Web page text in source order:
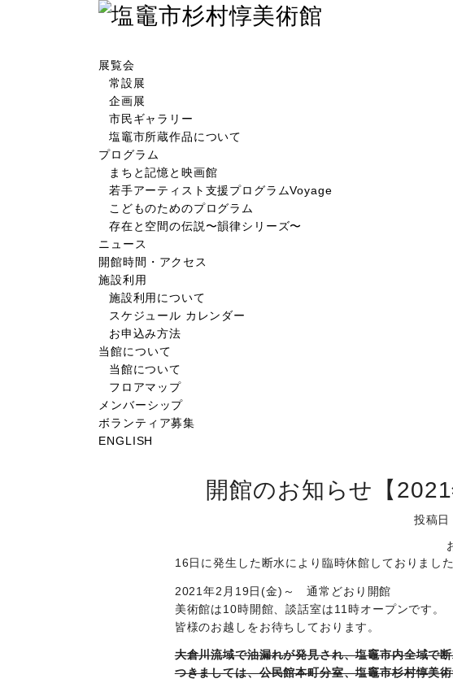
展覧会
常設展
企画展
市民ギャラリー
塩竈市所蔵作品について
プログラム
まちと記憶と映画館
若手アーティスト支援プログラムVoyage
こどものためのプログラム
存在と空間の伝説〜韻律シリーズ〜
ニュース
開館時間・アクセス
施設利用
施設利用について
スケジュール カレンダー
お申込み方法
当館について
当館について
フロアマップ
メンバーシップ
ボランティア募集
ENGLISH
開館のお知らせ【
投稿
16日に発生した断水により臨時休館しておりまし
2021年2月19日(金)～ 通常どおり開館
美術館は10時開館、談話室は11時オープンです。
皆様のお越しをお待ちしております。
大倉川流域で油漏れが発見され、塩竈市内全域で
つきましては、公民館本町分室、塩竈市杉村惇美